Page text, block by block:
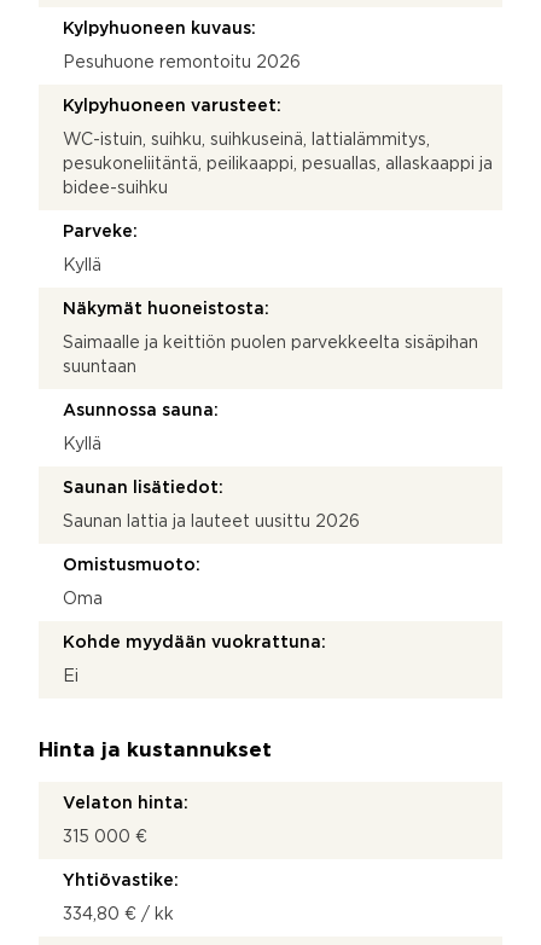
Kylpyhuoneen kuvaus:
Pesuhuone remontoitu 2026
Kylpyhuoneen varusteet:
WC-istuin, suihku, suihkuseinä, lattialämmitys,
pesukoneliitäntä, peilikaappi, pesuallas, allaskaappi ja
bidee-suihku
Parveke:
Kyllä
Näkymät huoneistosta:
Saimaalle ja keittiön puolen parvekkeelta sisäpihan
suuntaan
Asunnossa sauna:
Kyllä
Saunan lisätiedot:
Saunan lattia ja lauteet uusittu 2026
Omistusmuoto:
Oma
Kohde myydään vuokrattuna:
Ei
Hinta ja kustannukset
Velaton hinta:
315 000 €
Yhtiövastike:
334,80 € / kk